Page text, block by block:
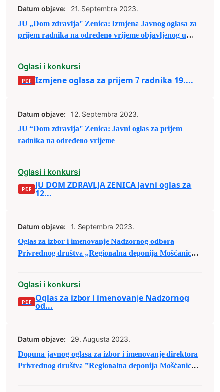
Datum objave:
21. Septembra 2023.
JU „Dom zdravlja” Zenica: Izmjena Javnog oglasa za
prijem radnika na određeno vrijeme objavljenog u
Oglasi i konkursi
Izmjene oglasa za prijem 7 radnika 19....
Datum objave:
12. Septembra 2023.
JU “Dom zdravlja” Zenica: Javni oglas za prijem
radnika na određeno vrijeme
Oglasi i konkursi
JU DOM ZDRAVLJA ZENICA Javni oglas za
12...
Datum objave:
1. Septembra 2023.
Oglas za izbor i imenovanje Nadzornog odbora
Privrednog društva „Regionalna deponija Mošćanica“
Oglasi i konkursi
Oglas za izbor i imenovanje Nadzornog
od...
Datum objave:
29. Augusta 2023.
Dopuna javnog oglasa za izbor i imenovanje direktora
Privrednog društva ”Regionalna deponija Mošćanica”